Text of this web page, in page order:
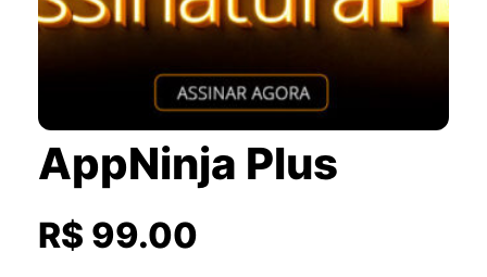
AppNinja Plus
R$ 99.00